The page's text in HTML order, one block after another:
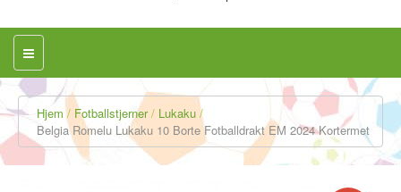
Hjem Fotballstjerner
Lukaku
Belgia Romelu Lukaku 10 Borte Fotballdrakt EM 2024 Kortermet